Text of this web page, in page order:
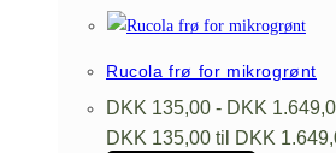
Rucola frø for mikrogrønt
DKK 135,00 - DKK
DKK 135,00 til DKK